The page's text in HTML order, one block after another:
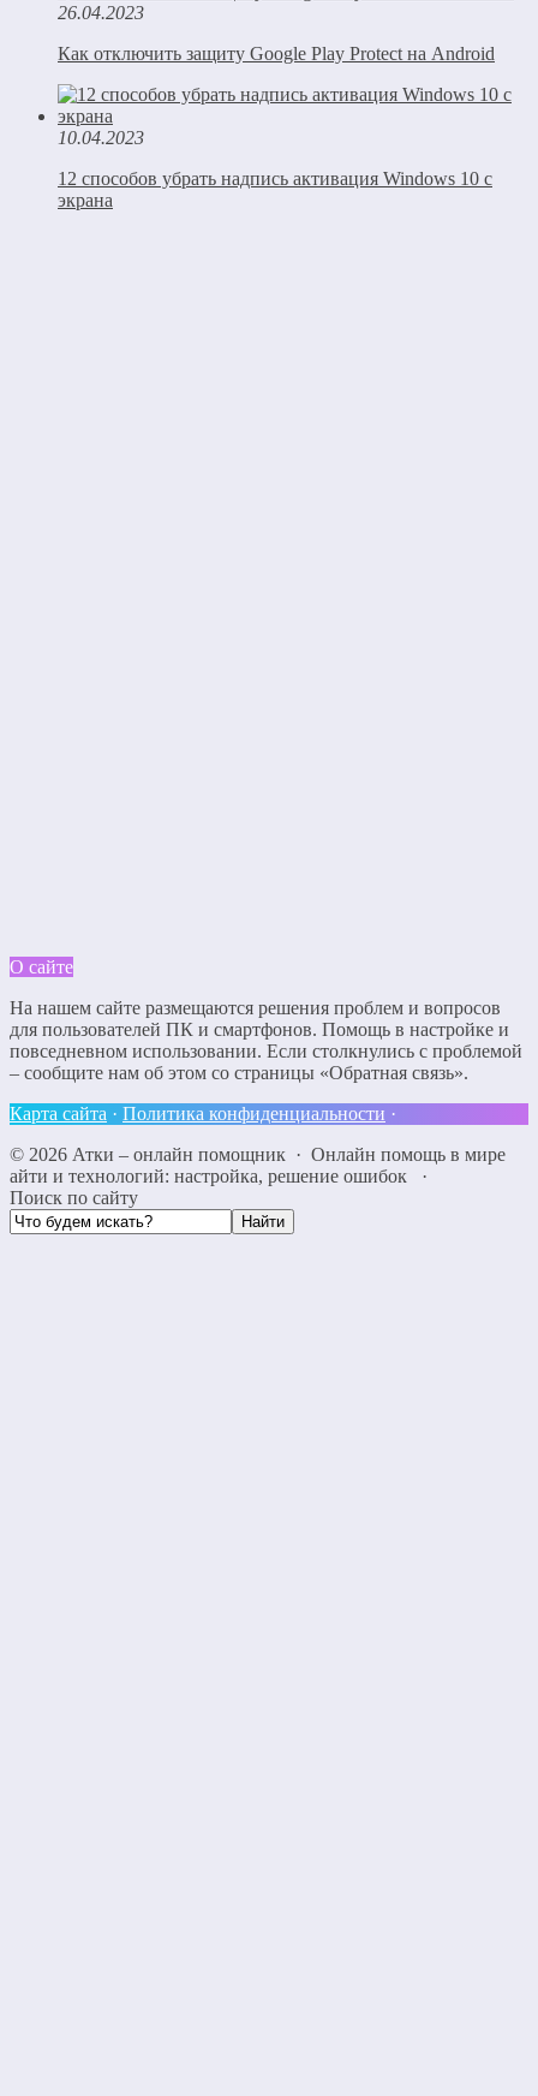
26.04.2023
Как отключить защиту Google Play Protect на Android
10.04.2023
12 способов убрать надпись активация Windows 10 с
экрана
О сайте
На нашем сайте размещаются решения проблем и вопросов
для пользователей ПК и смартфонов. Помощь в настройке и
повседневном использовании. Если столкнулись с проблемой
– сообщите нам об этом со страницы «Обратная связь».
Карта сайта · Политика конфиденциальности ·
© 2026 Атки – онлайн помощник · Онлайн помощь в мире
айти и технологий: настройка, решение ошибок
·
Поиск по сайту